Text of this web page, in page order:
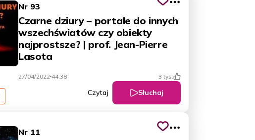
Nr 93
Czarne dziury – portale do innych
wszechświatów czy obiekty
najprostsze? | prof. Jean-Pierre
Lasota
27/04/2022 44:38 3 tys.
Słuchaj
Czytaj
Nr 11